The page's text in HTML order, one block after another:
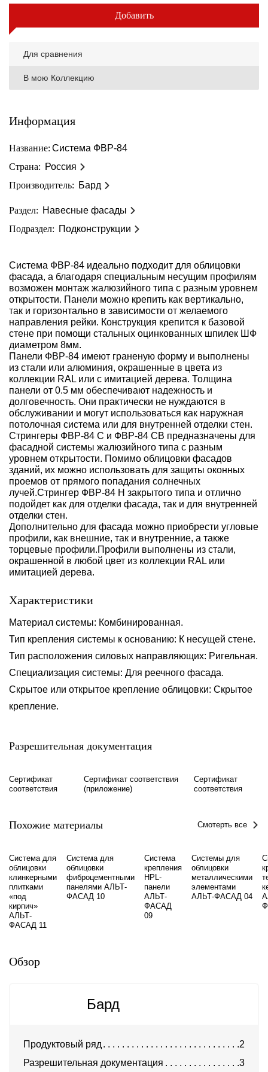
Добавить
Для сравнения
В мою Коллекцию
Информация
Название: Система ФВР-84
Страна: Россия
Производитель: Бард
Раздел: Навесные фасады
Подраздел: Подконструкции
Система ФВР-84 идеально подходит для облицовки
фасада, а благодаря специальным несущим профилям
возможен монтаж жалюзийного типа с разным уровнем
открытости. Панели можно крепить как вертикально,
так и горизонтально в зависимости от желаемого
направления рейки. Конструкция крепится к базовой
стене при помощи стальных оцинкованных шпилек ШФ
диаметром 8мм.
Панели ФВР-84 имеют граненую форму и выполнены
из стали или алюминия, окрашенные в цвета из
коллекции RAL или с имитацией дерева. Толщина
панели от 0.5 мм обеспечивают надежность и
долговечность. Они практически не нуждаются в
обслуживании и могут использоваться как наружная
потолочная система или для внутренней отделки стен.
Стрингеры ФВР-84 С и ФВР-84 СВ предназначены для
фасадной системы жалюзийного типа с разным
уровнем открытости. Помимо облицовки фасадов
зданий, их можно использовать для защиты оконных
проемов от прямого попадания солнечных
лучей.Стрингер ФВР-84 Н закрытого типа и отлично
подойдет как для отделки фасада, так и для внутренней
отделки стен.
Дополнительно для фасада можно приобрести угловые
профили, как внешние, так и внутренние, а также
торцевые профили.Профили выполнены из стали,
окрашенной в любой цвет из коллекции RAL или
имитацией дерева.
Характеристики
Материал системы: Комбинированная.
Тип крепления системы к основанию: К несущей стене.
Тип расположения силовых направляющих: Ригельная.
Специализация системы: Для реечного фасада.
Скрытое или открытое крепление облицовки: Скрытое
крепление.
Разрешительная документация
Сертификат
соответствия
Сертификат соответствия
(приложение)
Сертификат
соответствия
Похожие материалы Смотерть все
Система для
облицовки
клинкерными
плитками
«под
кирпич»
АЛЬТ-
ФАСАД 11
Система для
облицовки
фиброцементными
панелями АЛЬТ-
ФАСАД 10
Система
крепления
HPL-
панели
АЛЬТ-
ФАСАД
09
Системы для
облицовки
металлическими
элементами
АЛЬТ-ФАСАД 04
Обзор
Бард
Продуктовый ряд
2
Разрешительная документация
3